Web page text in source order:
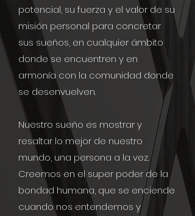
potencial, su fuerza y el valor de su
misión personal para concretar
sus sueños, en cualquier ámbito
donde se encuentren y en
armonía con la comunidad donde
se desenvuelven.
Nuestro sueño es mostrar y
resaltar lo mejor de nuestro
mundo, una persona a la vez.
Creemos en el super poder de la
bondad humana, que se enciende
cuando nos entendemos y